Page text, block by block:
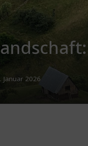
Januar 2026